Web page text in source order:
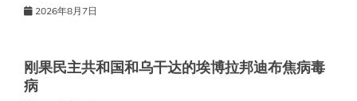
2026年8月7日
刚果民主共和国和乌干达的埃博拉邦迪布焦病毒
病